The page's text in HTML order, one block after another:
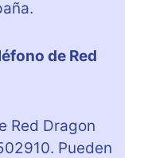
de Red
Red Dragon
Pueden